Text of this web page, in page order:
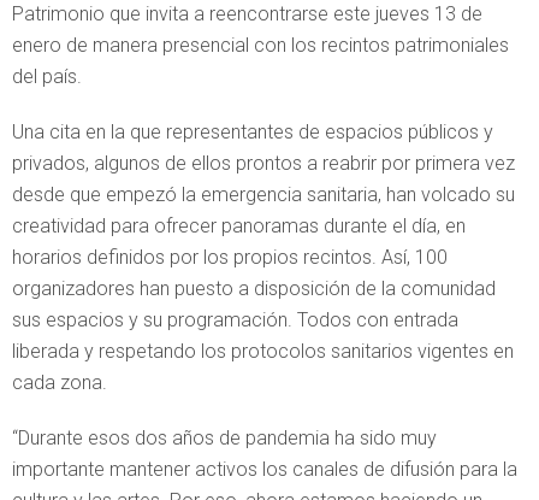
Patrimonio que invita a reencontrarse este jueves 13 de
enero de manera presencial con los recintos patrimoniales
del país.
Una cita en la que representantes de espacios públicos y
privados, algunos de ellos prontos a reabrir por primera vez
desde que empezó la emergencia sanitaria, han volcado su
creatividad para ofrecer panoramas durante el día, en
horarios definidos por los propios recintos. Así, 100
organizadores han puesto a disposición de la comunidad
sus espacios y su programación. Todos con entrada
liberada y respetando los protocolos sanitarios vigentes en
cada zona.
“Durante esos dos años de pandemia ha sido muy
importante mantener activos los canales de difusión para la